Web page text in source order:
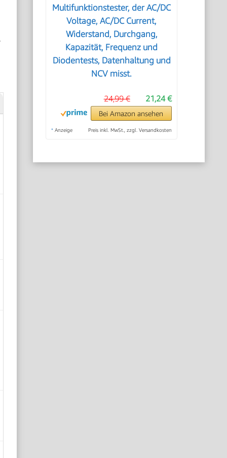
Multifunktionstester, der AC/DC
Voltage, AC/DC Current,
Widerstand, Durchgang,
Kapazität, Frequenz und
Diodentests, Datenhaltung und
NCV misst.
21,24 €
24,99 €
Bei Amazon ansehen
* Anzeige Preis inkl. MwSt., zzgl. Versandkosten